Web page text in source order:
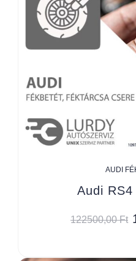
AUDI
Audi
122500,00Ft